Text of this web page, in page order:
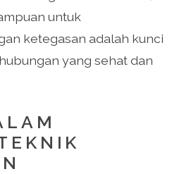
untuk
ketegasan adalah kunci
yang sehat dan